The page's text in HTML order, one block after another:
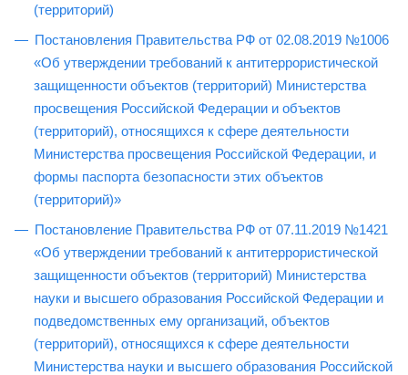
(территорий)
Постановления Правительства РФ от 02.08.2019 №1006
«Об утверждении требований к антитеррористической
защищенности объектов (территорий) Министерства
просвещения Российской Федерации и объектов
(территорий), относящихся к сфере деятельности
Министерства просвещения Российской Федерации, и
формы паспорта безопасности этих объектов
(территорий)»
Постановление Правительства РФ от 07.11.2019 №1421
«Об утверждении требований к антитеррористической
защищенности объектов (территорий) Министерства
науки и высшего образования Российской Федерации и
подведомственных ему организаций, объектов
(территорий), относящихся к сфере деятельности
Министерства науки и высшего образования Российской